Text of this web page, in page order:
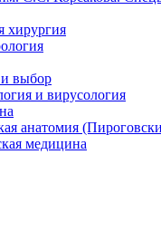
хирургия
выбор
и вирусология
анатомия
медицина